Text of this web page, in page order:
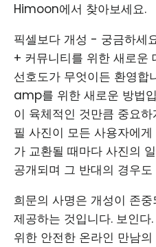
Himoon에서 찾아보세요.
픽셀보다 개성 - 궁금하세
+ 커뮤니티를 위한 새로운
선호도가 무엇이든 환영합
amp를 위한 새로운 방법
이 육체적인 것만큼 중요
필 사진이 모든 사용자에
가 교환될 때마다 사진의
공개되며 그 반대의 경우
희문의 사명은 개성이 존
제공하는 것입니다. 보인
위한 안전한 온라인 만남